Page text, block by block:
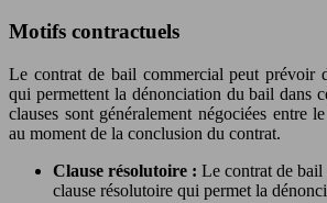
Motifs contractuels
Le contrat de bail commercial peut prévoir
qui permettent la dénonciation du bail dans
clauses sont généralement négociées entre
au moment de la conclusion du contrat.
Clause résolutoire : Le contrat de
clause résolutoire qui permet la